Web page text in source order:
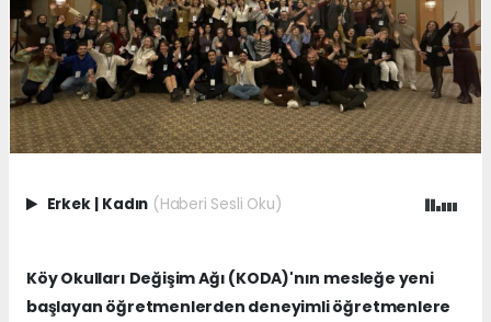
Erkek | Kadın (Haberi Sesli Oku)
Köy Okulları Değişim Ağı (KODA)'nın mesleğe yeni
başlayan öğretmenlerden deneyimli öğretmenlere